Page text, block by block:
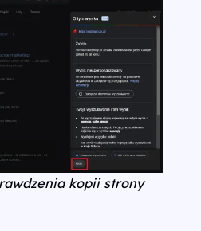
kopii strony